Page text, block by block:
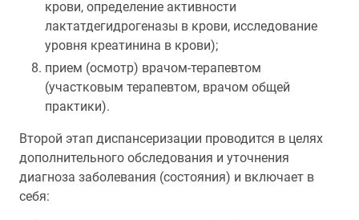
крови, определение активности
лактатдегидрогеназы в крови, исследование
уровня креатинина в крови);
прием (осмотр) врачом-терапевтом
(участковым терапевтом, врачом общей
практики).
Второй этап диспансеризации проводится в целях
дополнительного обследования и уточнения
диагноза заболевания (состояния) и включает в
себя: